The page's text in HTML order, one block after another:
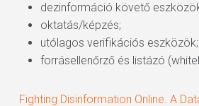
dezinformáció követő
oktatás/képzés;
utólagos verifikációs eszközök;
forrásellenőrző és listázó
Fighting Disinformation Online. A